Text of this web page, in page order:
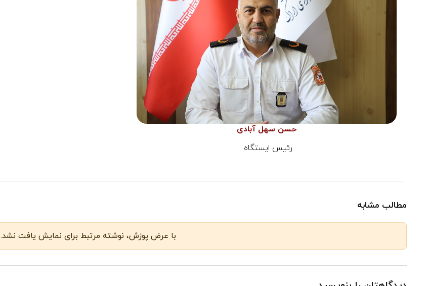
حسن سهل آبادی
رئیس ایستگاه
مطالب مشابه
با عرض پوزش، نوشته مرتبط برای نمایش یافت نشد.